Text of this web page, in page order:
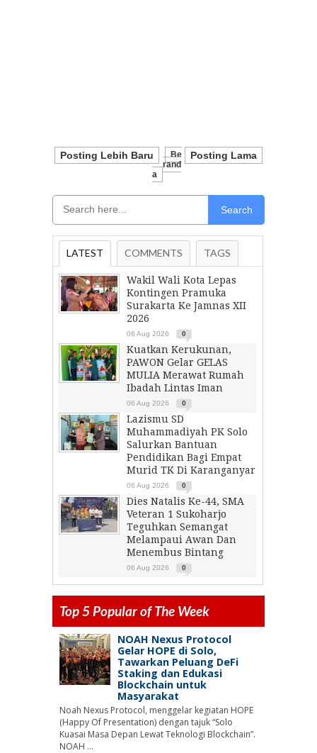
Posting Lebih Baru Posting Lama
Be
Rand
A
Search
LATEST COMMENTS TAGS
Wakil Wali Kota Lepas
Kontingen Pramuka
Surakarta Ke Jamnas XII
2026
06 Aug 2026 0
Kuatkan Kerukunan,
PAWON Gelar GELAS
MULIA Merawat Rumah
Ibadah Lintas Iman
06 Aug 2026 0
Lazismu SD
Muhammadiyah PK Solo
Salurkan Bantuan
Pendidikan Bagi Empat
Murid TK Di Karanganyar
06 Aug 2026 0
Dies Natalis Ke-44, SMA
Veteran 1 Sukoharjo
Teguhkan Semangat
Melampaui Awan Dan
Menembus Bintang
06 Aug 2026 0
Top 5 Popular of The Week
NOAH Nexus Protocol
Gelar HOPE di Solo,
Tawarkan Peluang DeFi
Staking dan Edukasi
Blockchain untuk
Masyarakat
Noah Nexus Protocol, menggelar kegiatan HOPE
(Happy Of Presentation) dengan tajuk “Solo
Kuasai Masa Depan Lewat Teknologi Blockchain”.
NOAH ...